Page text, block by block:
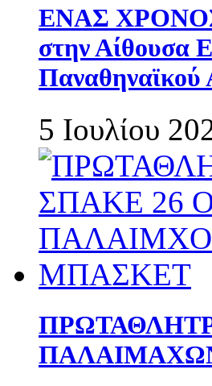
ΕΝΑΣ ΧΡΟΝΟΣ
στην Αίθουσα
5 Ιουλίου